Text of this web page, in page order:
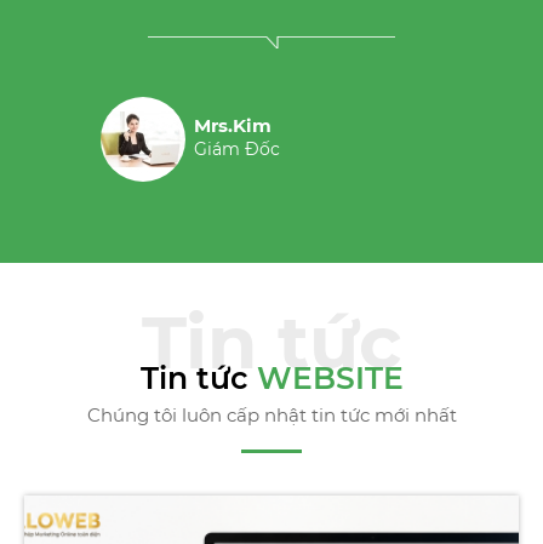
Mr.Yoshi Nara
CEO
Tin tức WEBSITE
Chúng tôi luôn cấp nhật tin tức mới nhất